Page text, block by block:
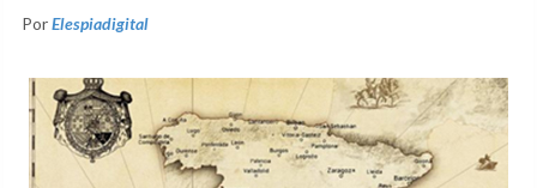
PorElespiadigital